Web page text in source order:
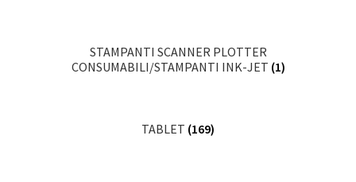
STAMPANTI SCANNER PLOTTER
CONSUMABILI/STAMPANTI INK-JET (1)
TABLET (169)